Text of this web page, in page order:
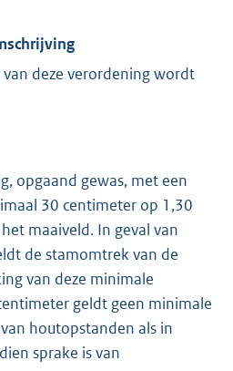
van deze verordening wordt
opgaand gewas, met een
30 centimeter op 1,30
maaiveld. In geval van
de stamomtrek van de
van deze minimale
geldt geen minimale
houtopstanden als in
sprake is van